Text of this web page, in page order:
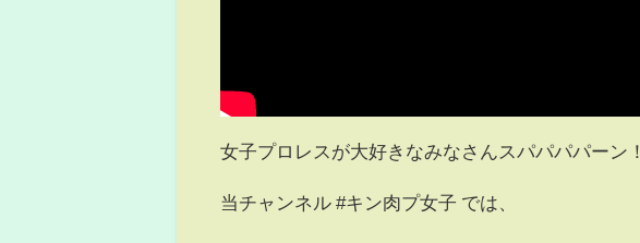
女子プロレスが大好きなみなさんスパパパパーン！
当チャンネル #キン肉プ女子 では、